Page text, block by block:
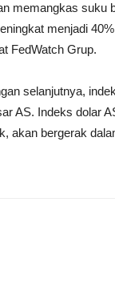
memangkas suku
menjadi
FedWatch Grup.
selanjutnya,
AS. Indeks dolar
akan bergerak